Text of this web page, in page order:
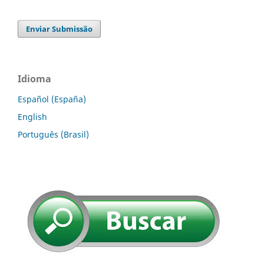
Enviar Submissão
Idioma
Español (España)
English
Português (Brasil)